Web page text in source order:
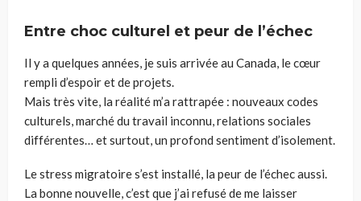
Entre choc culturel et peur de l’échec
Il y a quelques années, je suis arrivée au Canada, le cœur
rempli d’espoir et de projets.
Mais très vite, la réalité m’a rattrapée : nouveaux codes
culturels, marché du travail inconnu, relations sociales
différentes… et surtout, un profond sentiment d’isolement.
Le stress migratoire s’est installé, la peur de l’échec aussi.
La bonne nouvelle, c’est que j’ai refusé de me laisser